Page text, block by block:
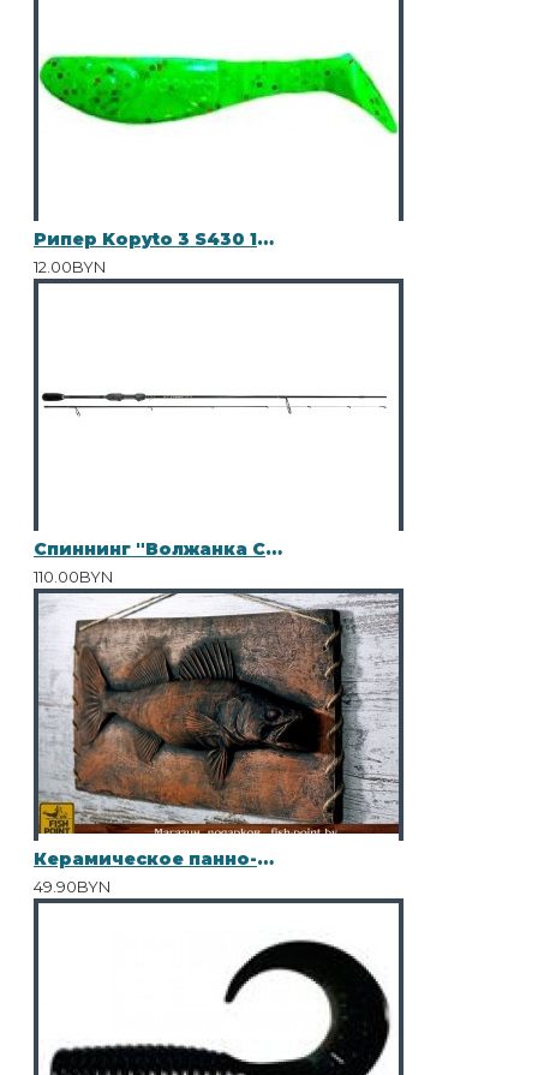
Рипер Kopyto 3 S430 10шт
12.00BYN
Спиннинг "Волжанка Стилет" тест 2-7гр 2.3м (2 секции) (IM7)
110.00BYN
Керамическое панно-барельеф "СУДАК"
49.90BYN